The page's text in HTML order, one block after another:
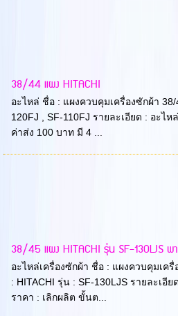
38/44 แผง HITACHI
อะไหล่ ชื่อ : แผงควบคุมเครื่องซักผ้า
120FJ , SF-110FJ รายละเอียด : อะไ
ค่าส่ง 100 บาท มี 4 ...
38/45 แผง HITACHI รุ่น SF-130LJS พ
อะไหล่เครื่องซักผ้า ชื่อ : แผงควบคุมเค
: HITACHI รุ่น : SF-130LJS รายละเอี
ราคา : เลิกผลิต ขั้นต...